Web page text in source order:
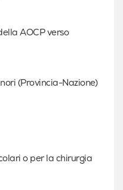
AOCP verso
(Provincia-Nazione)
o per la chirurgia